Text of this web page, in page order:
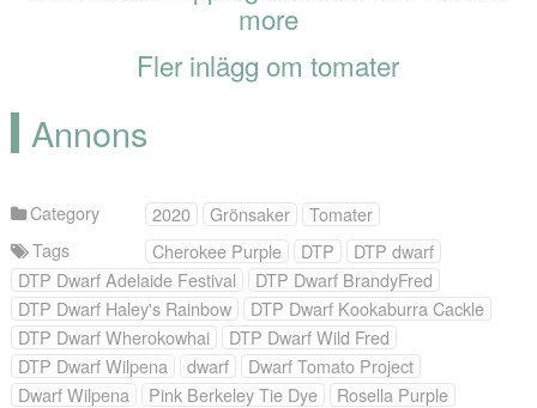
more
Fler inlägg om tomater
Annons
Category 2020 Grönsaker
Tomater
Tags
Cherokee Purple DTP
DTP dwarf
DTP Dwarf Adelaide Festival
DTP Dwarf BrandyFred
DTP Dwarf Haley's Rainbow
DTP Dwarf Kookaburra Cackle
DTP Dwarf Wherokowhai
DTP Dwarf Wild Fred
DTP Dwarf Wilpena
dwarf
Dwarf Tomato Project
Dwarf Wilpena
Pink Berkeley Tie Dye
Rosella Purple